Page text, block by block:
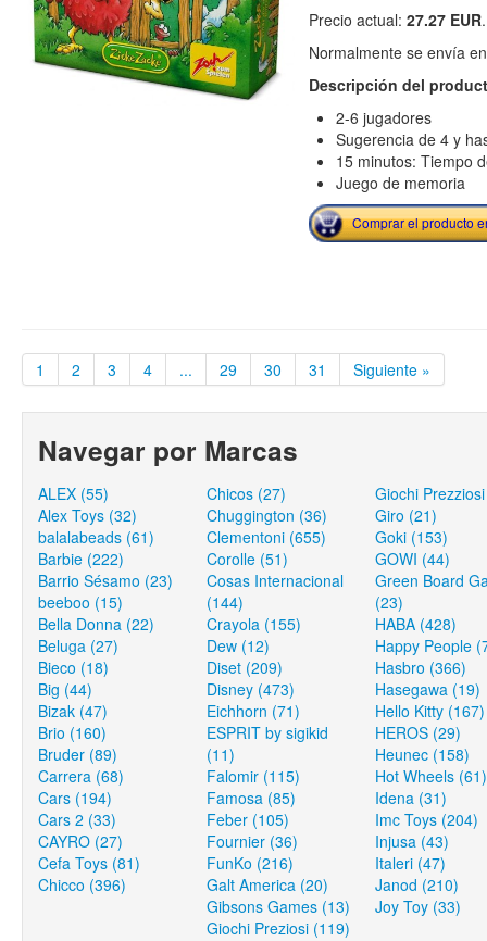
Precio actual: 27.27 EUR.
Normalmente se envía
Descripción del
2-6 jugadores
Sugerencia de 4 y
15 minutos: Tiempo
Juego de memoria
Comprar el producto
1 2 3 4 ... 29 30 31 Siguiente »
Navegar por Marcas
ALEX (55)
Alex Toys (32)
balalabeads (61)
Barbie (222)
Barrio Sésamo (23)
beeboo (15)
Bella Donna (22)
Beluga (27)
Bieco (18)
Big (44)
Bizak (47)
Brio (160)
Bruder (89)
Carrera (68)
Cars (194)
Cars 2 (33)
CAYRO (27)
Cefa Toys (81)
Chicco (396)
Chicos (27)
Chuggington (36)
Clementoni (655)
Corolle (51)
Cosas Internacional
(144)
Crayola (155)
Dew (12)
Diset (209)
Disney (473)
Eichhorn (71)
ESPRIT by sigikid
(11)
Falomir (115)
Famosa (85)
Feber (105)
Fournier (36)
FunKo (216)
Galt America (20)
Gibsons Games (13)
Giochi Preziosi (119)
Giochi
Giro (21)
Goki (153)
GOWI (44)
Green Board
(23)
HABA (428)
Happy People
Hasbro (366)
Hasegawa (19)
Hello Kitty (167)
HEROS (29)
Heunec (158)
Hot Wheels (61)
Idena (31)
Imc Toys (204)
Injusa (43)
Italeri (47)
Janod (210)
Joy Toy (33)